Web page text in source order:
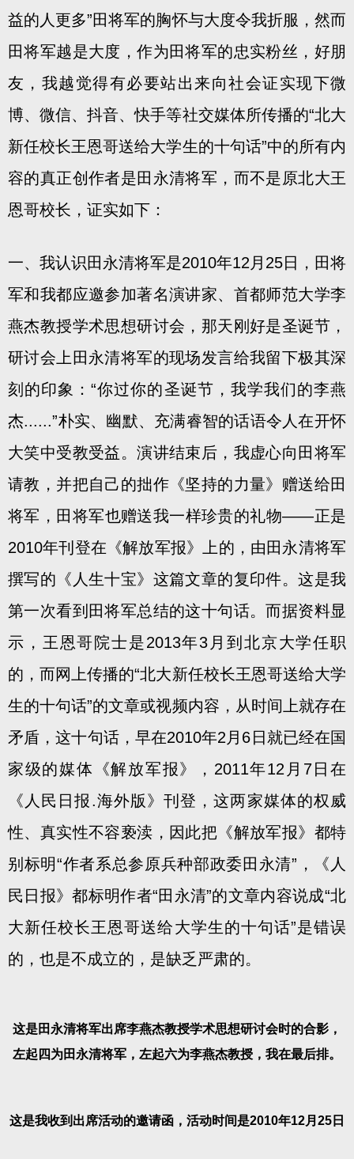
益的人更多”田将军的胸怀与大度令我折服，然而
田将军越是大度，作为田将军的忠实粉丝，好朋
友，我越觉得有必要站出来向社会证实现下微
博、微信、抖音、快手等社交媒体所传播的“北大
新任校长王恩哥送给大学生的十句话”中的所有内
容的真正创作者是田永清将军，而不是原北大王
恩哥校长，证实如下：
一、我认识田永清将军是2010年12月25日，田将
军和我都应邀参加著名演讲家、首都师范大学李
燕杰教授学术思想研讨会，那天刚好是圣诞节，
研讨会上田永清将军的现场发言给我留下极其深
刻的印象：“你过你的圣诞节，我学我们的李燕
杰......”朴实、幽默、充满睿智的话语令人在开怀
大笑中受教受益。演讲结束后，我虚心向田将军
请教，并把自己的拙作《坚持的力量》赠送给田
将军，田将军也赠送我一样珍贵的礼物——正是
2010年刊登在《解放军报》上的，由田永清将军
撰写的《人生十宝》这篇文章的复印件。这是我
第一次看到田将军总结的这十句话。而据资料显
示，王恩哥院士是2013年3月到北京大学任职
的，而网上传播的“北大新任校长王恩哥送给大学
生的十句话”的文章或视频内容，从时间上就存在
矛盾，这十句话，早在2010年2月6日就已经在国
家级的媒体《解放军报》，2011年12月7日在
《人民日报.海外版》刊登，这两家媒体的权威
性、真实性不容亵渎，因此把《解放军报》都特
别标明“作者系总参原兵种部政委田永清”，《人
民日报》都标明作者“田永清”的文章内容说成“北
大新任校长王恩哥送给大学生的十句话”是错误
的，也是不成立的，是缺乏严肃的。
这是田永清将军出席李燕杰教授学术思想研讨会时的合影，
左起四为田永清将军，左起六为李燕杰教授，我在最后排。
这是我收到出席活动的邀请函，活动时间是2010年12月25日